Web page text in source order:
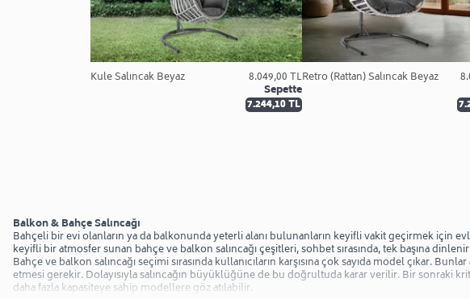
Kule Salıncak Beyaz 8.049,00 TL
Sepette
7.244,10 TL
Retro (Rattan) Salıncak Beyaz
Balkon & Bahçe Salıncağı
Bahçeli bir evi olanların ya da balkonunda yeterli alanı bulunanların keyifli vakit geçirmek için
keyifli bir atmosfer sunan bahçe ve balkon salıncağı çeşitleri, sohbet sırasında, tek başına
Bahçe ve balkon salıncağı seçimi sırasında kullanıcıların karşısına çok sayıda model çıkar.
etmesi gerekir. Dolayısıyla salıncağın büyüklüğüne de bu doğrultuda karar verilir. Bir sonraki
daha fazla kapasiteye sahip modellere göz atılabilir.